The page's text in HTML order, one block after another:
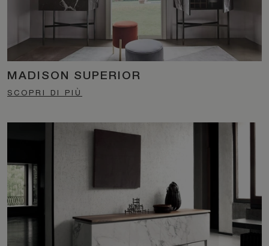
MADISON SUPERIOR
SCOPRI DI PIÙ